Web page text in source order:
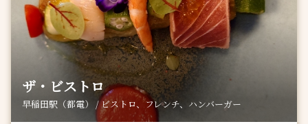
ザ・ビストロ
早稲田駅（都電） / ビストロ、フレンチ、ハンバーガー